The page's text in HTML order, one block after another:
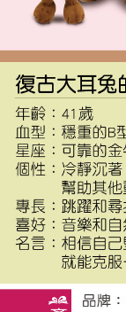
の同意を得れば
にご連絡ください。
てAFTEEにご提供い
理、利用を許可する
択しないでください。